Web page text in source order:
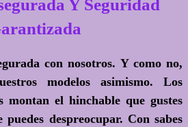
Y Seguridad
con nosotros. Y como no,
modelos asimismo. Los
montan el hinchable que gustes
despreocupar. Con sabes